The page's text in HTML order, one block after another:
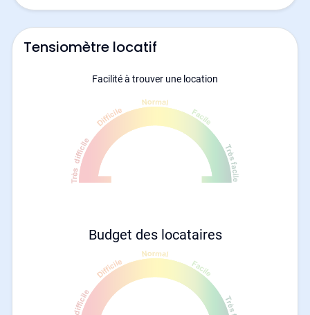
Tensiomètre locatif
Facilité à trouver une location
Budget des locataires